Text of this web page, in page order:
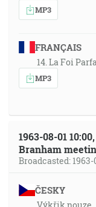
MP3
FRANÇAIS
14. La Foi
MP3
1963-08-01
Branham
Broadcasted: 1963-
ČESKY